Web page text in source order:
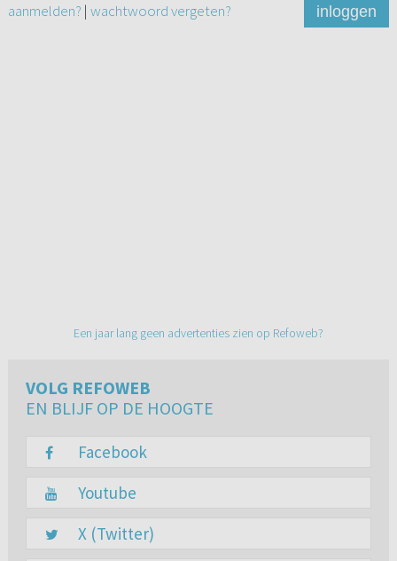
aanmelden? | wachtwoord vergeten? inloggen
Een jaar lang geen advertenties zien op Refoweb?
VOLG REFOWEB
EN BLIJF OP DE HOOGTE
Facebook
Youtube
X (Twitter)